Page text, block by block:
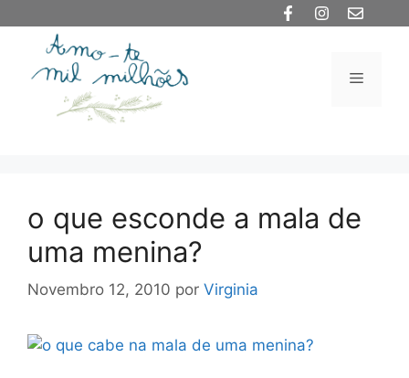
conteúdo
Menu
o que esconde a mala de
uma menina?
Novembro 12, 2010 por Virginia